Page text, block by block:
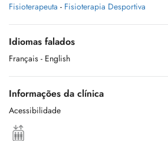
Fisioterapeuta - Fisioterapia Desportiva
Idiomas falados
Français - English
Informações da clínica
Acessibilidade